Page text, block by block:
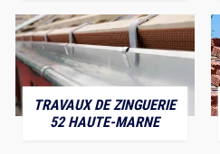
TRAVAUX DE ZINGUERIE
52 HAUTE-MARNE